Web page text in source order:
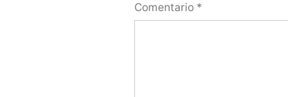
Comentario *